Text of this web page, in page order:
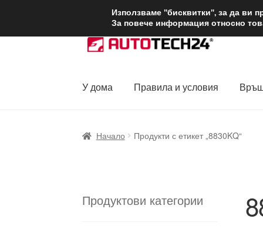
ДОСТАВКА от
Skip
to
Skip
to
У дома
Правила и условия
Начало Продукти с етикет „8830KQ“
Продуктови категории
Използваме "бисквитки", за да ви
За повече информация относно